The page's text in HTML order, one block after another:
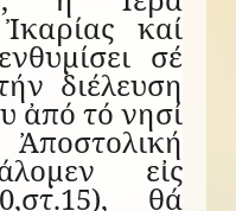
καί
σέ
διέλευση
ἀπό τό νησί
εἰς
θά